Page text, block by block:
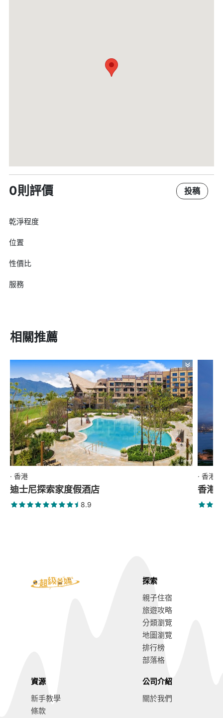
0則評價 投稿
乾淨程度
位置
性價比
服務
相關推薦
· 香港
迪士尼探索家度假酒店
8.9
· 香港
香港
探索
親子住宿
旅遊攻略
分類瀏覽
地圖瀏覽
排行榜
部落格
資源
新手教學
條款
公司介紹
關於我們